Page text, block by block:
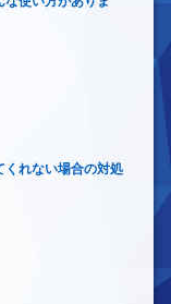
れない場合の対処